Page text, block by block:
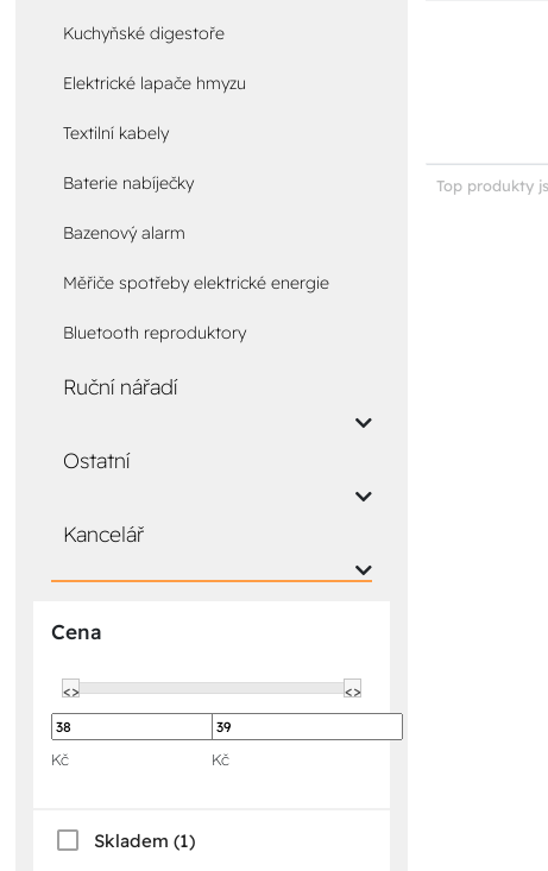
Kuchyňské digestoře
Elektrické lapače hmyzu
Textilní kabely
Baterie nabíječky
Bazenový alarm
Měřiče spotřeby elektrické energie
Bluetooth reproduktory
Ruční nářadí
Ostatní
Kancelář
Cena
<> <>
Kč Kč
Skladem (1)
Top produkty